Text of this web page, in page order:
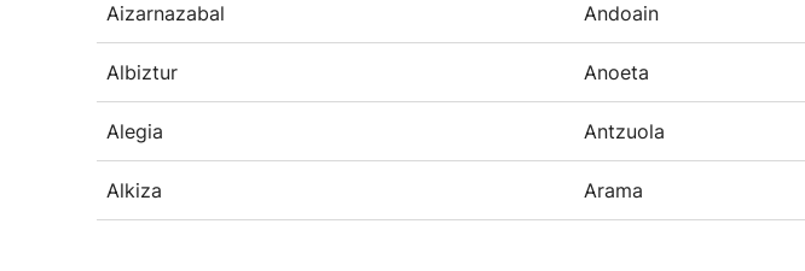
Aizarnazabal Andoain
Albiztur Anoeta
Alegia Antzuola
Alkiza Arama